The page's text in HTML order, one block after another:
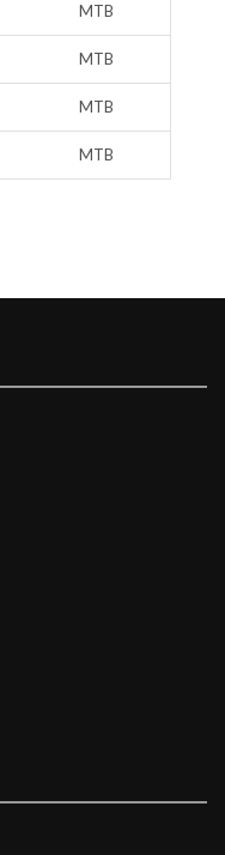
MTB
MTB
MTB
MTB